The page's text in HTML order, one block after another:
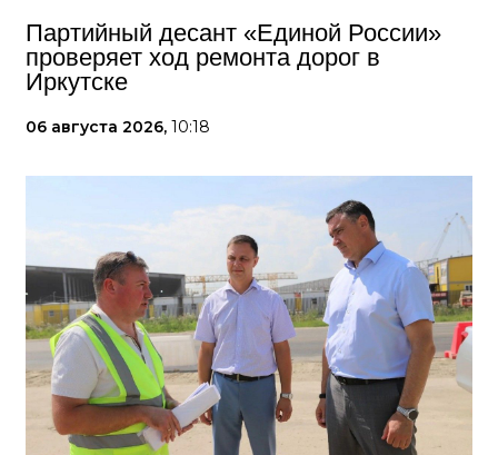
Партийный десант «Единой России»
проверяет ход ремонта дорог в
Иркутске
06 августа 2026, 10:18